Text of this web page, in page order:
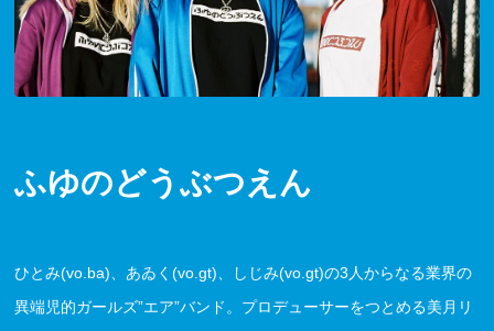
ふゆのどうぶつえん
ひとみ(vo.ba)、あゐく(vo.gt)、しじみ(vo.gt)の3人からなる業界の
異端児的ガールズ”エア”バンド。プロデューサーをつとめる美月リ